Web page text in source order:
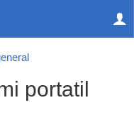
portatil